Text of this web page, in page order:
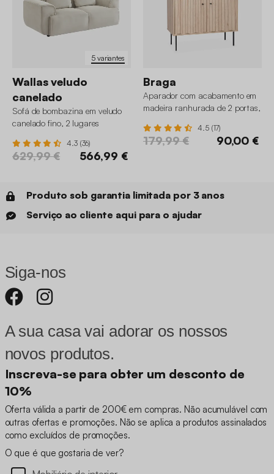
5 variantes
Wallas veludo
canelado
Sofá de bombazina em veludo
canelado fino, 2 lugares
4.3 (36)
629,99 € 566,99 €
Braga
Aparador com acabamento em
madeira ranhurada de 2 portas,
4.5 (17)
179,99 € 90,00 €
Produto sob garantia limitada por 3 anos
Serviço ao cliente aqui para o ajudar
Siga-nos
A sua casa vai adorar os nossos
novos produtos.
Inscreva-se para obter um desconto de
10%
Oferta válida a partir de 200€ em compras. Não acumulável com
outras ofertas e promoções. Não se aplica a produtos assinalados
como excluídos de promoções.
O que é que gostaria de ver?